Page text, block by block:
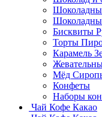
Бисквиты
Торты
Карамель
Мёд
Конфеты
Наборы
Чай Кофе Какао